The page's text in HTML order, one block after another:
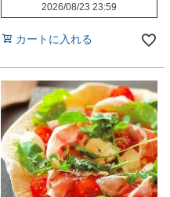
2026/08/23 23:59
カートに入れる